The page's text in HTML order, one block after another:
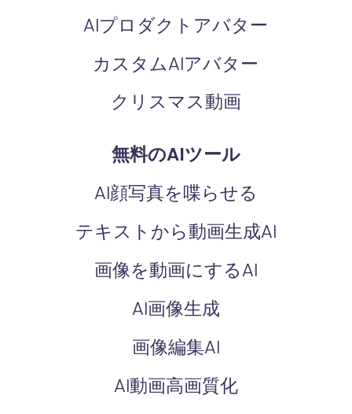
AIプロダクトアバター
カスタムAIアバター
クリスマス動画
無料のAIツール
AI顔写真を喋らせる
テキストから動画生成AI
画像を動画にするAI
AI画像生成
画像編集AI
AI動画高画質化